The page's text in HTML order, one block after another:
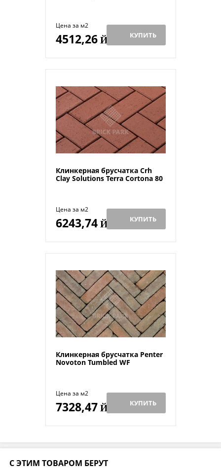
Цена за м2
4512,26Й КУПИТЬ
Клинкерная брусчатка Crh
Clay Solutions Terra Cortona 80
Цена за м2
6243,74Й КУПИТЬ
Клинкерная брусчатка Penter
Novoton Tumbled WF
Цена за м2
7328,47Й КУПИТЬ
С ЭТИМ ТОВАРОМ БЕРУТ